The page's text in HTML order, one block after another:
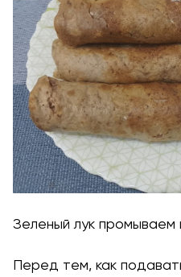
Зеленый лук промываем
Перед тем, как